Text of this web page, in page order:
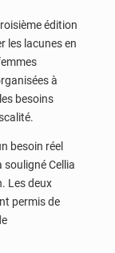
édition
les lacunes en
à
besoins
besoin réel
souligné Cellia
Les deux
permis de